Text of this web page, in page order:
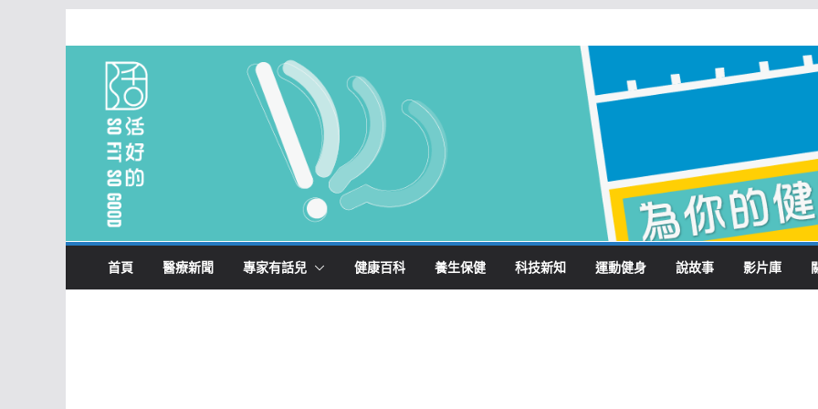
content
首頁 醫療新聞 專家有話兒 健康百科 養生保健 科技新知 運動健身 說故事 影片庫